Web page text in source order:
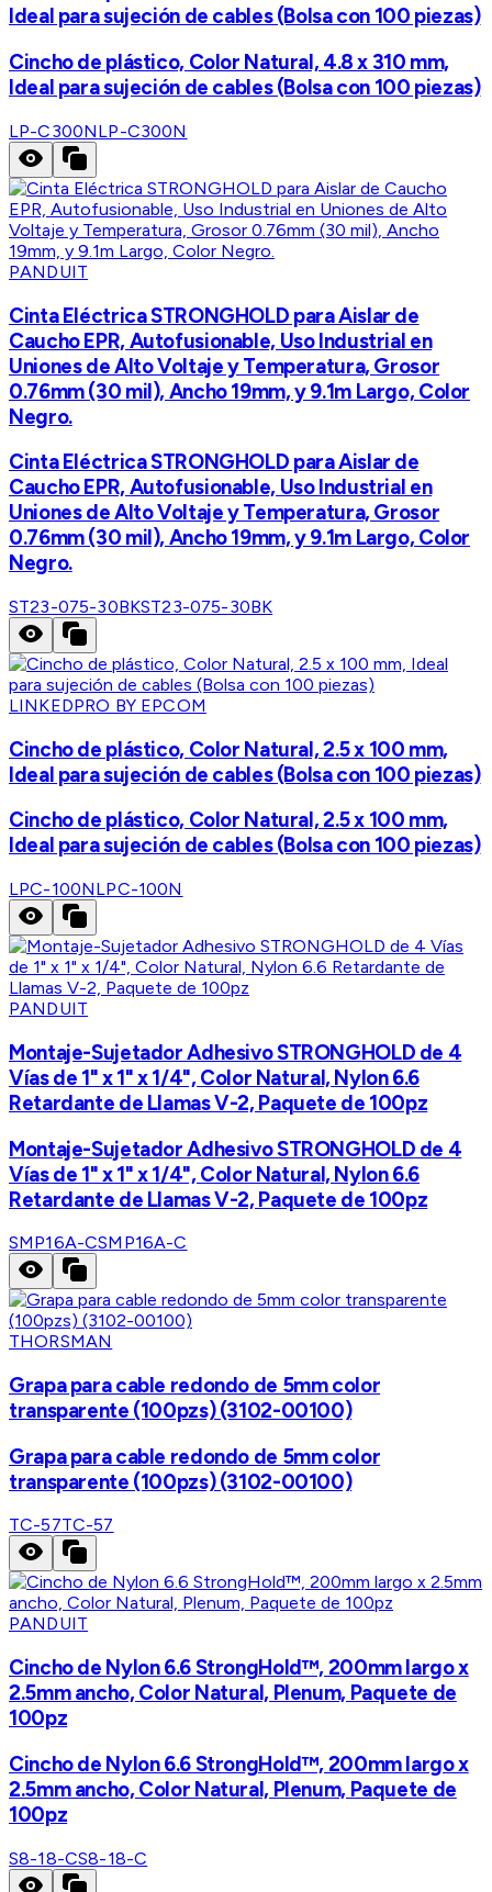
Ideal para sujeción de cables (Bolsa con 100 piezas)
Cincho de plástico, Color Natural, 4.8 x 310 mm,
Ideal para sujeción de cables (Bolsa con 100 piezas)
LP-C300NLP-C300N
PANDUIT
Cinta Eléctrica STRONGHOLD para Aislar de
Caucho EPR, Autofusionable, Uso Industrial en
Uniones de Alto Voltaje y Temperatura, Grosor
0.76mm (30 mil), Ancho 19mm, y 9.1m Largo, Color
Negro.
Cinta Eléctrica STRONGHOLD para Aislar de
Caucho EPR, Autofusionable, Uso Industrial en
Uniones de Alto Voltaje y Temperatura, Grosor
0.76mm (30 mil), Ancho 19mm, y 9.1m Largo, Color
Negro.
ST23-075-30BKST23-075-30BK
LINKEDPRO BY EPCOM
Cincho de plástico, Color Natural, 2.5 x 100 mm,
Ideal para sujeción de cables (Bolsa con 100 piezas)
Cincho de plástico, Color Natural, 2.5 x 100 mm,
Ideal para sujeción de cables (Bolsa con 100 piezas)
LPC-100NLPC-100N
PANDUIT
Montaje-Sujetador Adhesivo STRONGHOLD de 4
Vías de 1" x 1" x 1/4", Color Natural, Nylon 6.6
Retardante de Llamas V-2, Paquete de 100pz
Montaje-Sujetador Adhesivo STRONGHOLD de 4
Vías de 1" x 1" x 1/4", Color Natural, Nylon 6.6
Retardante de Llamas V-2, Paquete de 100pz
SMP16A-CSMP16A-C
THORSMAN
Grapa para cable redondo de 5mm color
transparente (100pzs) (3102-00100)
Grapa para cable redondo de 5mm color
transparente (100pzs) (3102-00100)
TC-57TC-57
PANDUIT
Cincho de Nylon 6.6 StrongHold™, 200mm largo x
2.5mm ancho, Color Natural, Plenum, Paquete de
100pz
Cincho de Nylon 6.6 StrongHold™, 200mm largo x
2.5mm ancho, Color Natural, Plenum, Paquete de
100pz
S8-18-CS8-18-C